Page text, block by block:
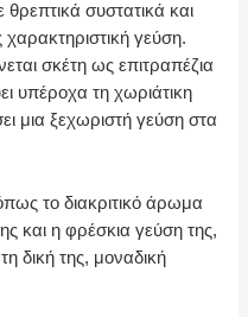
συστατικά και
χαρακτηριστική γεύση.
σκέτη ως επιτραπέζια
υπέροχα τη χωριάτικη
μια ξεχωριστή γεύση στα
το διακριτικό άρωμα
και η φρέσκια γεύση της,
δική της, μοναδική